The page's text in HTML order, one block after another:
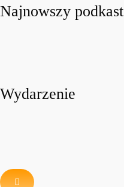
Najnowszy podkast
Wydarzenie